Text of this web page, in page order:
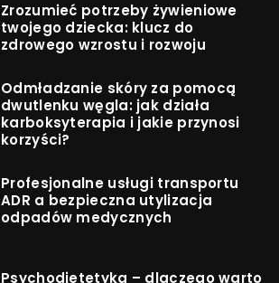
Zrozumieć potrzeby żywieniowe
twojego dziecka: klucz do
zdrowego wzrostu i rozwoju
Odmładzanie skóry za pomocą
dwutlenku węgla: jak działa
karboksyterapia i jakie przynosi
korzyści?
Profesjonalne usługi transportu
ADR a bezpieczna utylizacja
odpadów medycznych
Psychodietetyka – dlaczego warto